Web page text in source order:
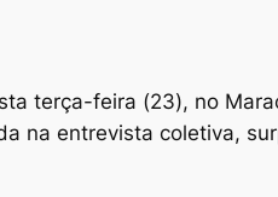
terça-feira (23), no
na entrevista coletiva,